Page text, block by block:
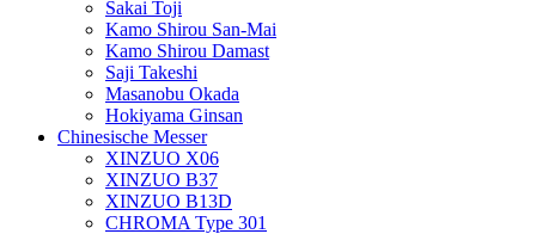
Sakai Toji
Kamo Shirou San-Mai
Kamo Shirou Damast
Saji Takeshi
Masanobu Okada
Hokiyama Ginsan
Chinesische Messer
XINZUO X06
XINZUO B37
XINZUO B13D
CHROMA Type 301